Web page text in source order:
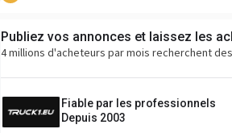
Publiez vos annonces et laissez les
4 millions d'acheteurs par mois recherchent
Fiable par les professionnels
Depuis 2003